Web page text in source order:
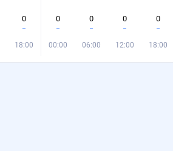
0
18:00
0
00:00
0
06:00
0
12:00
0
18:00